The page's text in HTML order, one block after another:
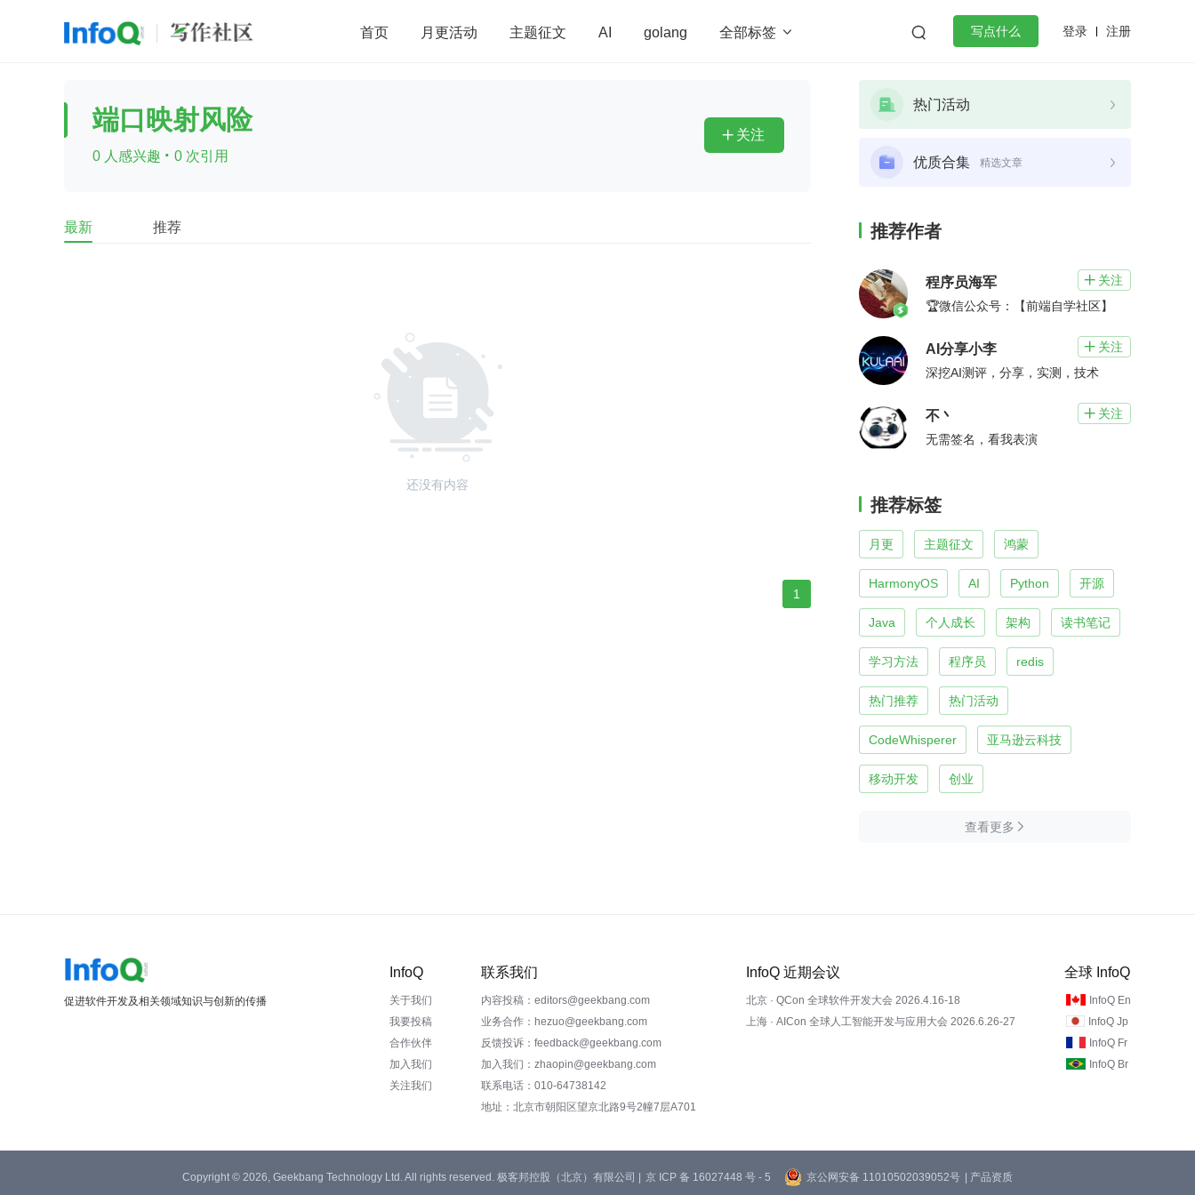
首页 月更活动 主题征文 AI golang 全部标签   写点什么 登录 注册
前端 AI 大数据 redis
查看更多
端口映射风险
0 人感兴趣 · 0 次引用
 关注
最新 推荐
还没有内容
1
热门活动
优质合集 精选文章
推荐作者
程序员海军  关注
🏆微信公众号：【前端自学社区】
AI分享小李  关注
深挖AI测评，分享，实测，技术
不丶  关注
无需签名，看我表演
推荐标签
月更 主题征文 鸿蒙
HarmonyOS AI Python 开源
Java 个人成长 架构 读书笔记
学习方法 程序员 redis
热门推荐 热门活动
CodeWhisperer 亚马逊云科技
移动开发 创业
查看更多 
促进软件开发及相关领域知识与创新的传播
InfoQ
关于我们
我要投稿
合作伙伴
加入我们
关注我们
联系我们
内容投稿：editors@geekbang.com
业务合作：hezuo@geekbang.com
反馈投诉：feedback@geekbang.com
加入我们：zhaopin@geekbang.com
联系电话：010-64738142
地址：北京市朝阳区望京北路9号2幢7层A701
InfoQ 近期会议
北京 · QCon 全球软件开发大会 2026.4.16-18
上海 · AICon 全球人工智能开发与应用大会 2026.6.26-27
全球 InfoQ
InfoQ En
InfoQ Jp
InfoQ Fr
InfoQ Br
Copyright © 2026, Geekbang Technology Ltd. All rights reserved. 极客邦控股（北京）有限公司 | 京 ICP 备 16027448 号 - 5 京公网安备 11010502039052号 | 产品资质